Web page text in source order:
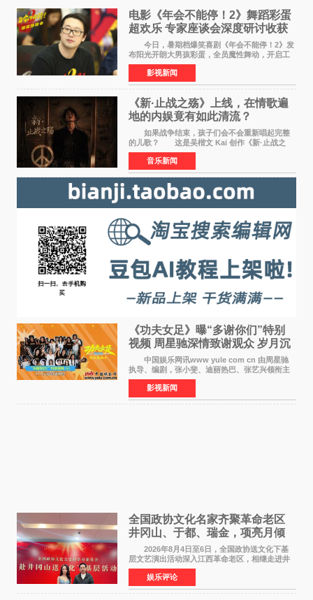
电影《年会不能停！2》舞蹈彩蛋
超欢乐 专家座谈会深度研讨收获
满满
今日，暑期档爆笑喜剧《年会不能停！2》发
布阳光开朗大男孩彩蛋，全员魔性舞动，开启工
位狂欢模式。影片于昨日同步举办专家座谈会，
导演董润年、总制片人应萝佳出席现场，与一众
业内、学界专家
影视新闻
《新·止战之殇》上线，在情歌遍
地的内娱竟有如此清流？
如果战争结束，孩子们会不会重新唱起完整
的儿歌？ 这是吴楷文 Kai 创作《新·止战之
殇》时最初的想法。 从伊朗相关冲突引发的
地区局势，到世界各地仍在发生的动荡与不安，
战争从来不只
音乐新闻
《功夫女足》曝“多谢你们”特别
视频 周星驰深情致谢观众 岁月沉
淀不灭初心
中国娱乐网讯www yule com cn 由周星驰
执导、编剧，张小斐、迪丽热巴、张艺兴领衔主
演，刘嘉玲、佐藤健特别出演，艾米、雪野、蔡
思贝、胡予安、倪好特别介绍的喜剧电影《功夫
女足》释出多谢你
影视新闻
全国政协文化名家齐聚革命老区
井冈山、于都、瑞金，项亮月倾
情献唱《桃花谣》致敬红色沃土
2026年8月4日至6日，全国政协送文化下基
层文艺演出活动深入江西革命老区，相继走进井
冈山、于都长征出发地、瑞金三地。由全国政协
文化文史和学习委员会副主任、甘肃省政协原主
席欧阳坚率团，一
娱乐评论